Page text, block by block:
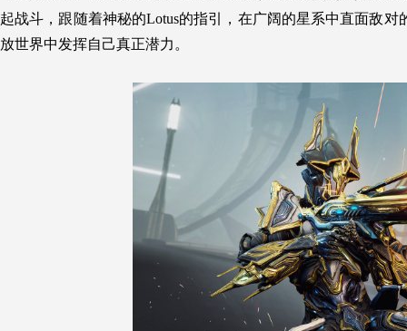
起战斗，跟随着神秘的Lotus的指引，在广阔的星系中直面敌
放世界中发挥自己真正潜力。